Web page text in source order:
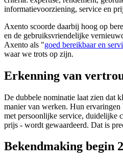
the
informatievoorziening, service en
Axento scoorde daarbij hoog op
en de gebruiksvriendelijke
Axento als "goed bereikbaar en
waar we trots op zijn.
Erkenning van
De dubbele nominatie laat zien dat
manier van werken. Hun ervaringen
met persoonlijke service, duidelijke
prijs - wordt gewaardeerd. Dat is
Bekendmaking begin